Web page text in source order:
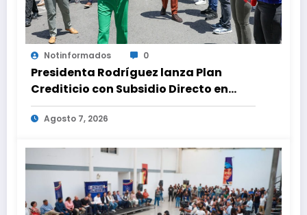
Notinformados 0
Presidenta Rodríguez lanza Plan
Crediticio con Subsidio Directo en
encuentro con Juntas de Condominio
Agosto 7, 2026